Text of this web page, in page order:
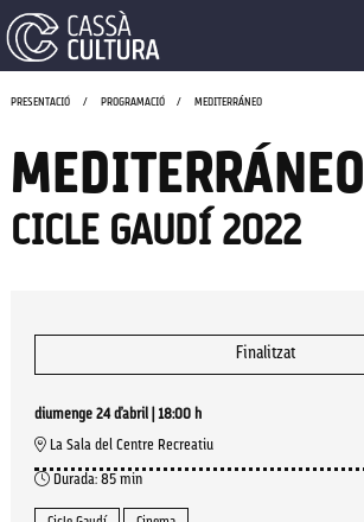
PRESENTACIÓ PROGRAMACIÓ MEDITERRÁNEO
MEDITERRÁNEO
CICLE GAUDÍ 2022
Finalitzat
diumenge 24 d’abril
18:00 h
La Sala del Centre Recreatiu
Durada: 85 min